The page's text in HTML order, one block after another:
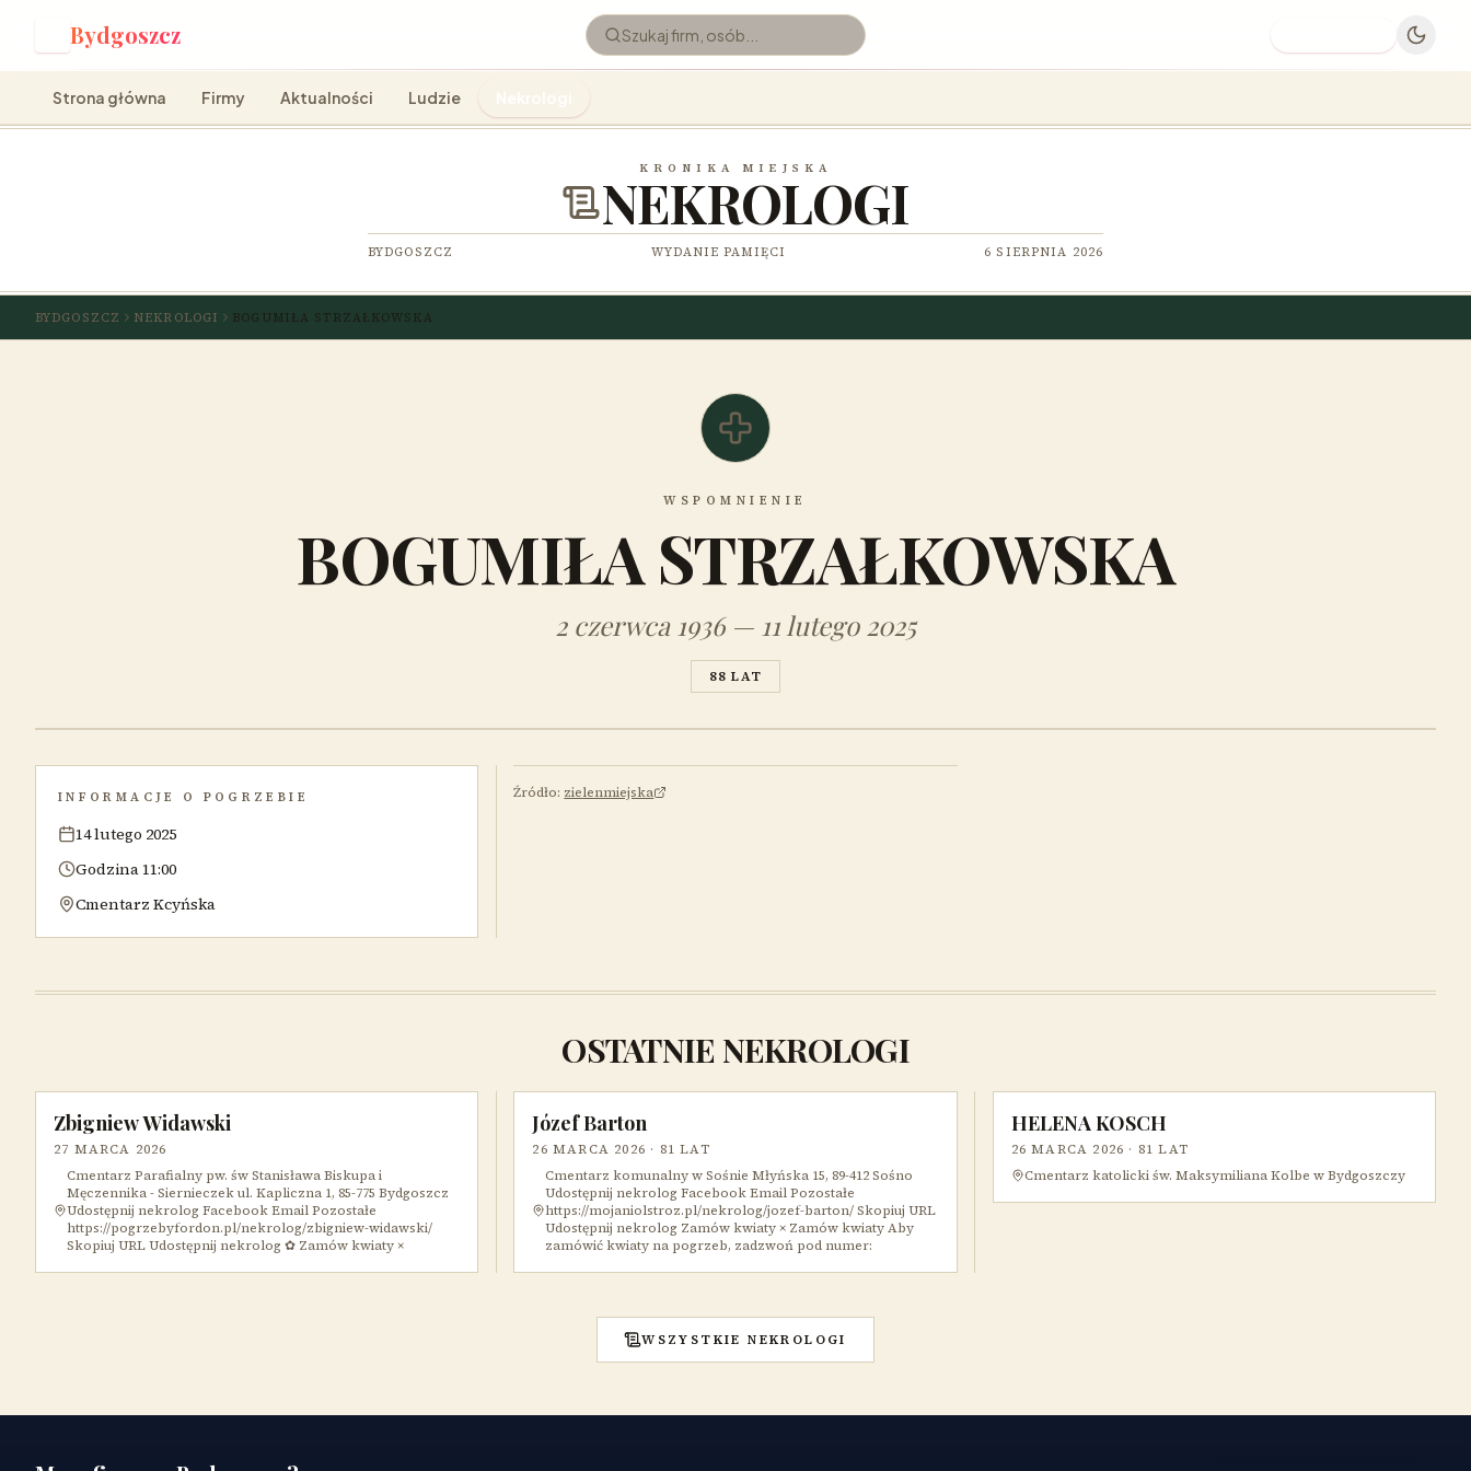
Bydgoszcz
Strona główna Firmy Aktualności Ludzie Nekrologi
KRONIKA MIEJSKA
NEKROLOGI
BYDGOSZCZ WYDANIE PAMIĘCI 6 SIERPNIA 2026
BYDGOSZCZ NEKROLOGI BOGUMIŁA STRZAŁKOWSKA
WSPOMNIENIE
BOGUMIŁA STRZAŁKOWSKA
2 czerwca 1936 — 11 lutego 2025
88 LAT
INFORMACJE O POGRZEBIE
14 lutego 2025
Godzina 11:00
Cmentarz Kcyńska
Źródło: zielenmiejska
OSTATNIE NEKROLOGI
Zbigniew Widawski
27 MARCA 2026
Cmentarz Parafialny pw. św Stanisława Biskupa i
Męczennika - Siernieczek ul. Kapliczna 1, 85-775 Bydgoszcz
Udostępnij nekrolog Facebook Email Pozostałe
https://pogrzebyfordon.pl/nekrolog/zbigniew-widawski/
Skopiuj URL Udostępnij nekrolog ✿ Zamów kwiaty ×
Józef Barton
26 MARCA 2026 · 81 LAT
Cmentarz komunalny w Sośnie Młyńska 15, 89-412 Sośno
Udostępnij nekrolog Facebook Email Pozostałe
https://mojaniolstroz.pl/nekrolog/jozef-barton/ Skopiuj URL
Udostępnij nekrolog Zamów kwiaty × Zamów kwiaty Aby
zamówić kwiaty na pogrzeb, zadzwoń pod numer:
HELENA KOSCH
26 MARCA 2026 · 81 LAT
Cmentarz katolicki św. Maksymiliana Kolbe w Bydgoszczy
WSZYSTKIE NEKROLOGI